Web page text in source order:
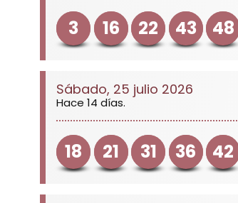
3 16 22 43 48
Sábado, 25 julio 2026
Hace 14 días.
18 21 31 36 42